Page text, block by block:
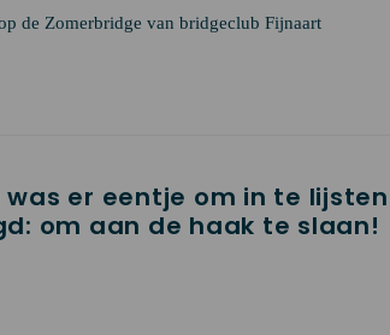
de Zomerbridge van bridgeclub Fijnaart
was er eentje om in te
om aan de haak te slaan!